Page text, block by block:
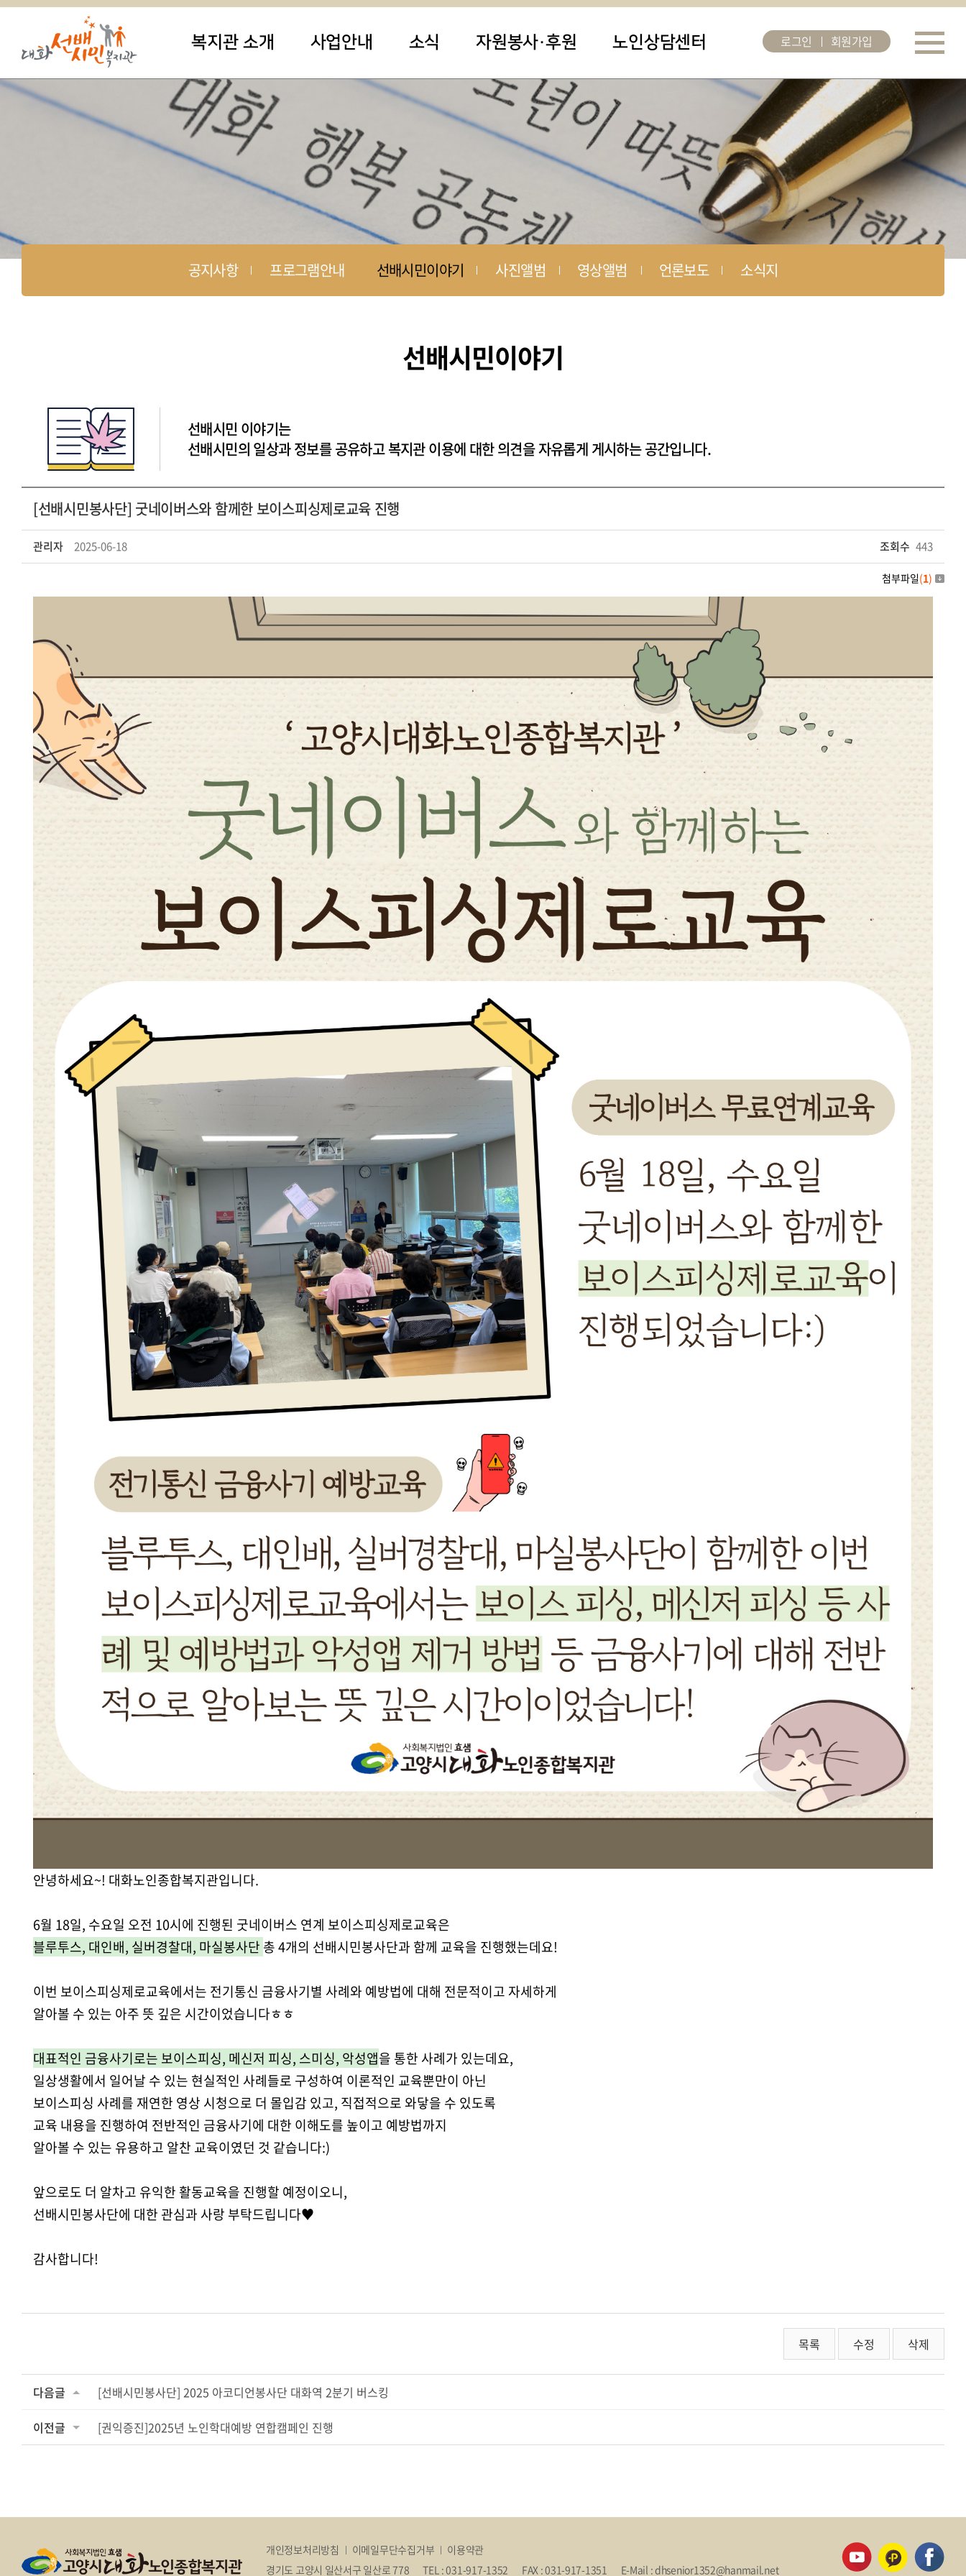
복지관 소개 사업안내 소식 자원봉사·후원 노인상담센터 로그인 회원가입
공지사항 프로그램안내 선배시민이야기 사진앨범 영상앨범 언론보도 소식지
선배시민이야기
선배시민 이야기는
선배시민의 일상과 정보를 공유하고 복지관 이용에 대한 의견을 자유롭게 게시하는 공간입니다.
[선배시민봉사단] 굿네이버스와 함께한 보이스피싱제로교육 진행
관리자 2025-06-18 조회수 443
첨부파일(1)
안녕하세요~! 대화노인종합복지관입니다.
6월 18일, 수요일 오전 10시에 진행된 굿네이버스 연계 보이스피싱제로교육은
블루투스, 대인배, 실버경찰대, 마실봉사단 총 4개의 선배시민봉사단과 함께 교육을 진행했는데요!
이번 보이스피싱제로교육에서는 전기통신 금융사기별 사례와 예방법에 대해 전문적이고 자세하게
알아볼 수 있는 아주 뜻 깊은 시간이었습니다ㅎㅎ
대표적인 금융사기로는 보이스피싱, 메신저 피싱, 스미싱, 악성앱을 통한 사례가 있는데요,
일상생활에서 일어날 수 있는 현실적인 사례들로 구성하여 이론적인 교육뿐만이 아닌
보이스피싱 사례를 재연한 영상 시청으로 더 몰입감 있고, 직접적으로 와닿을 수 있도록
교육 내용을 진행하여 전반적인 금융사기에 대한 이해도를 높이고 예방법까지
알아볼 수 있는 유용하고 알찬 교육이였던 것 같습니다:)
앞으로도 더 알차고 유익한 활동교육을 진행할 예정이오니,
선배시민봉사단에 대한 관심과 사랑 부탁드립니다♥
감사합니다!
목록 수정 삭제
다음글 [선배시민봉사단] 2025 아코디언봉사단 대화역 2분기 버스킹
이전글 [권익증진]2025년 노인학대예방 연합캠페인 진행
개인정보처리방침 이메일무단수집거부
이용약관
경기도 고양시 일산서구 일산로 778
TEL : 031-917-1352 FAX : 031-917-1351 E-Mail : dhsenior1352@hanmail.net